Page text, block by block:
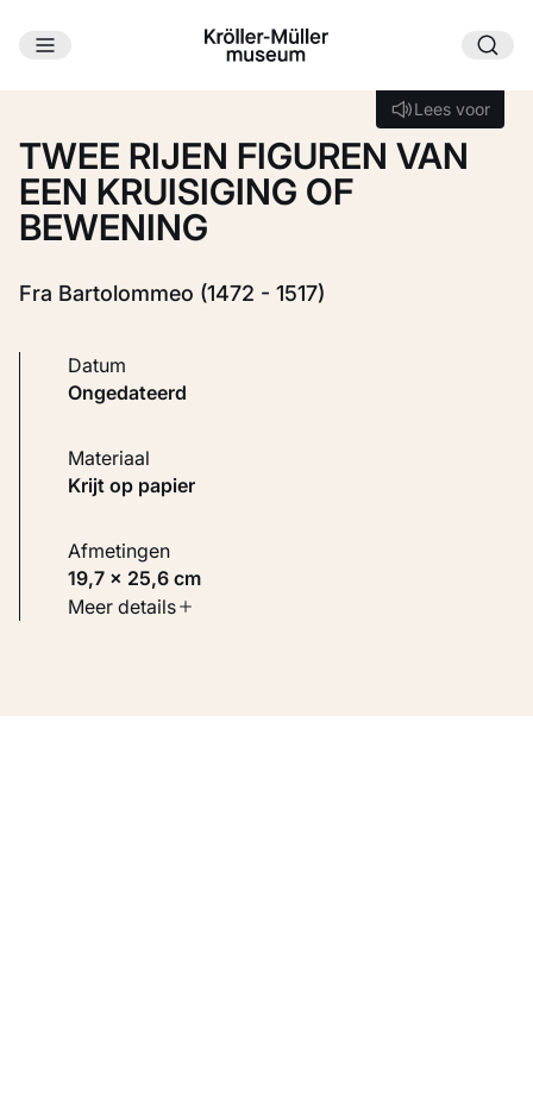
Ga naar hoofdinhoud
Lees voor
Lees voor
TWEE RIJEN FIGUREN VAN
EEN KRUISIGING OF
BEWENING
Fra Bartolommeo (1472 - 1517)
Datum
ongedateerd
Materiaal
Krijt op papier
Afmetingen
19,7 × 25,6 cm
Soort werk
Meer details